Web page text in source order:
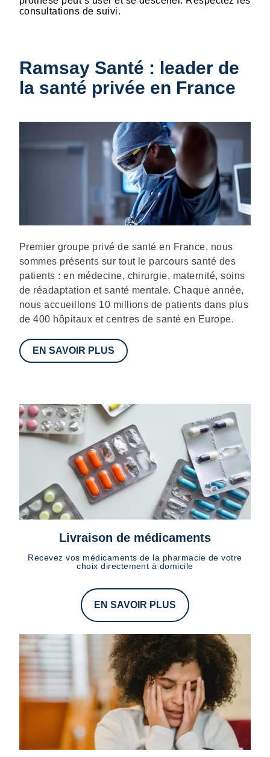
consultations de suivi.
Ramsay Santé : leader de
la santé privée en France
Description
Premier groupe privé de santé en France, nous
sommes présents sur tout le parcours santé des
patients : en médecine, chirurgie, maternité, soins
de réadaptation et santé mentale. Chaque année,
nous accueillons 10 millions de patients dans plus
de 400 hôpitaux et centres de santé en Europe.
EN SAVOIR PLUS
Livraison de médicaments
Recevez vos médicaments de la pharmacie de votre
choix directement à domicile
EN SAVOIR PLUS